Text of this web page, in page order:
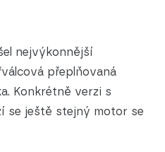
nejvýkonnější
přeplňovaná
Konkrétně verzi s
se ještě stejný motor se